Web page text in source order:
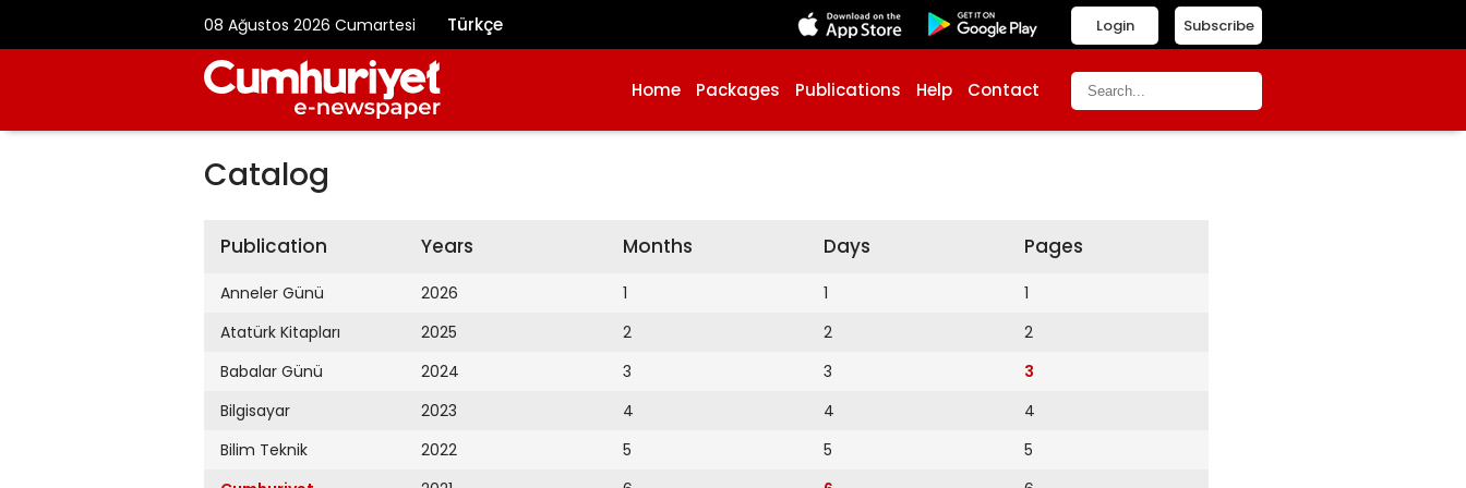
08 Ağustos 2026 Cumartesi Türkçe Subscribe
Login
Home Packages Publications Help Contact
Catalog
Publication
Anneler Günü
Atatürk Kitapları
Babalar Günü
Bilgisayar
Bilim Teknik
Years
2026
2025
2024
2023
2022
Months
1
2
3
4
5
Days
1
2
3
4
5
Pages
1
2
3
4
5